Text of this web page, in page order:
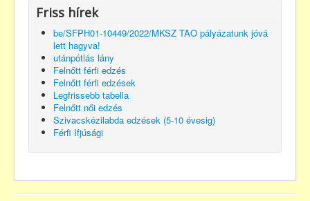
Friss hírek
be/SFPH01-10449/2022/MKSZ TAO pályázatunk jóvá
lett hagyva!
utánpótlás lány
Felnőtt férfi edzés
Felnőtt férfi edzések
Legfrissebb tabella
Felnőtt női edzés
Szivacskézilabda edzések (5-10 évesig)
Férfi Ifjúsági